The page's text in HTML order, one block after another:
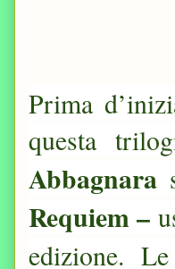
Prima
questa
Abbagnara
Requiem –
edizione.